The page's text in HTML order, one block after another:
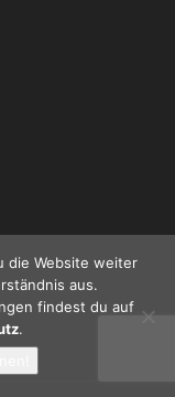
die Website weiter
aus.
findest du auf
.